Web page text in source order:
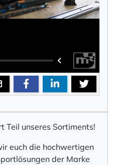
Teil unseres Sortiments!
euch die hochwertigen
der Marke